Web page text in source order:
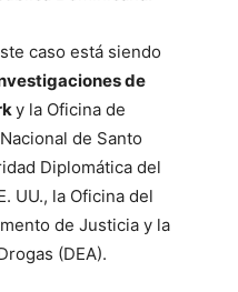
caso está siendo
de
y la Oficina de
de Santo
Diplomática del
UU., la Oficina del
de Justicia y la
(DEA).